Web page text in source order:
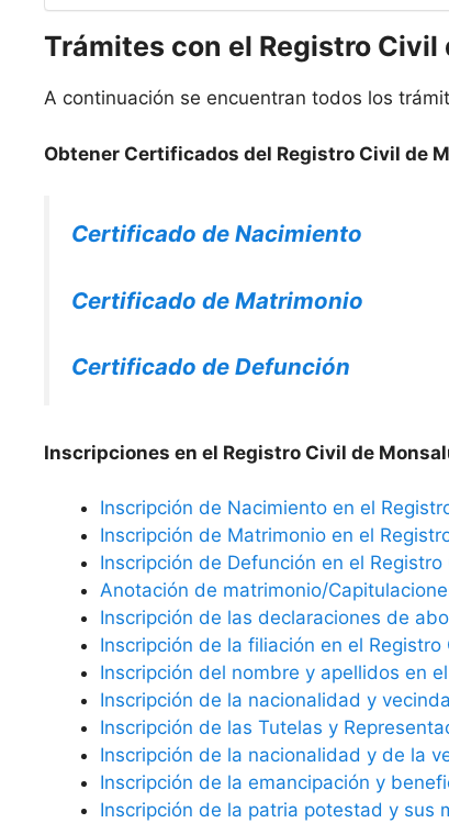
Trámites con el Registro Civil
A continuación se encuentran todos los
Obtener Certificados del Registro Civil de
Certificado de Nacimiento
Certificado de Matrimonio
Certificado de Defunción
Inscripciones en el Registro Civil de
Inscripción de Nacimiento en el
Inscripción de Matrimonio en el
Inscripción de Defunción en el Registro
Anotación de matrimonio/
Inscripción de las declaraciones de
Inscripción de la filiación en el Registro
Inscripción del nombre y apellidos en
Inscripción de la nacionalidad y
Inscripción de las Tutelas y
Inscripción de la nacionalidad y de la
Inscripción de la emancipación y
Inscripción de la patria potestad y sus